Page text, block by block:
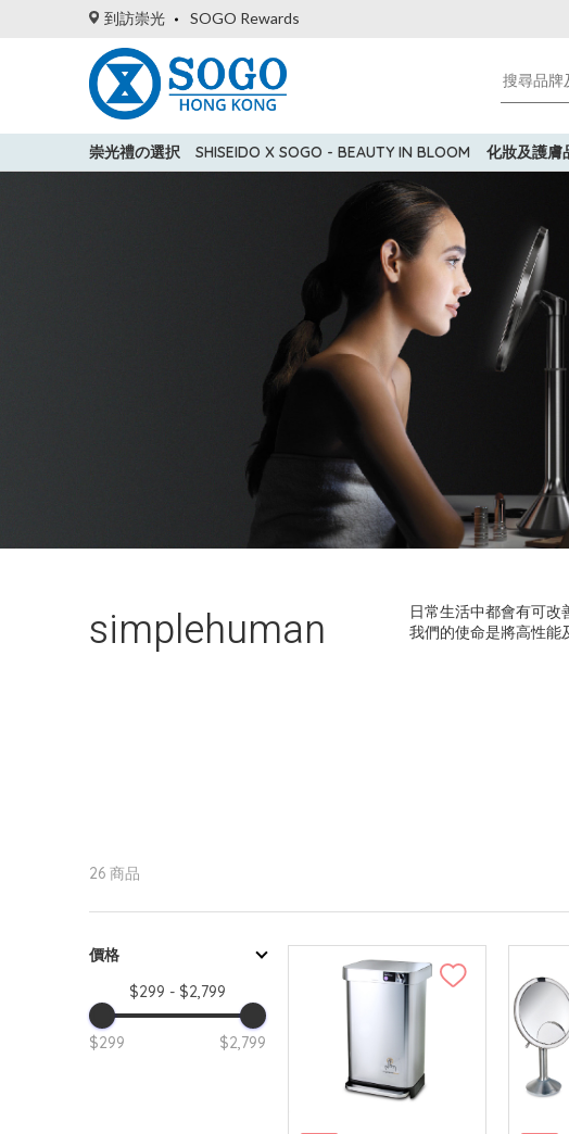
到訪崇光 SOGO Rewards
崇光禮の選択 SHISEIDO X SOGO - BEAUTY IN BLOOM 化妝及護膚
simplehuman
日常生活中都會有可
我們的使命是將高性能
26 商品
價格
$299 - $2,799
$299 $2,799